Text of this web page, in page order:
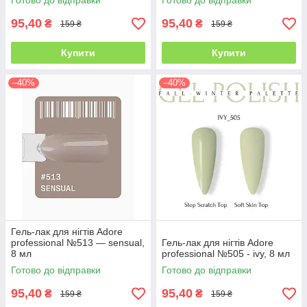
95,40 ₴ 159 ₴
Купити
95,40 ₴ 159 ₴
Купити
–40%
Гель-лак для нігтів Adore
professional №513 — sensual,
8 мл
Готово до відправки
95,40 ₴ 159 ₴
–40%
Гель-лак для нігтів Adore
professional №505 - ivy, 8 мл
Готово до відправки
95,40 ₴ 159 ₴